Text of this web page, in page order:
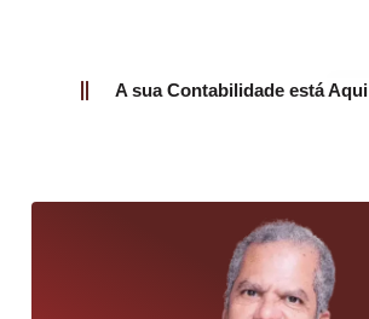
A sua Contabilidade está Aqui